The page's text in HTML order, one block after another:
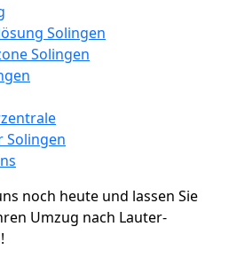
Solingen
Solingen
Solingen
noch heute und lassen Sie
Umzug nach Lauter-